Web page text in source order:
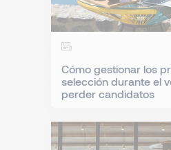
Cómo gestionar los
selección durante el
perder candidatos